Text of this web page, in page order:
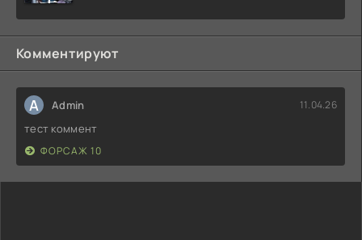
Комментируют
A Admin 11.04.26
тест коммент
ФОРСАЖ 10